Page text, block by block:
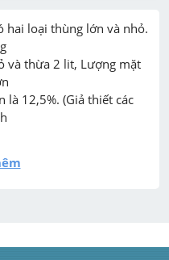
hai loại thùng lớn và nhỏ.
và thừa 2 lit, Lượng mặt
12,5%. (Giả thiết các